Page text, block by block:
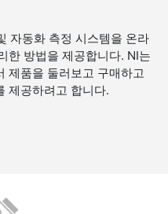
자동화 측정 시스템을 온라
한 방법을 제공합니다. NI는
제품을 둘러보고 구매하고
제공하려고 합니다.